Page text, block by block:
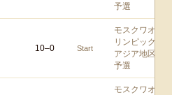
予選
10–0 Start
モスクワオ
リンピック
アジア地区
予選
モスクワオ